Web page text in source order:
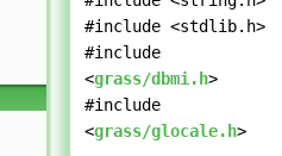
#include <stdlib.h>
#include
<grass/dbmi.h>
#include
<grass/glocale.h>